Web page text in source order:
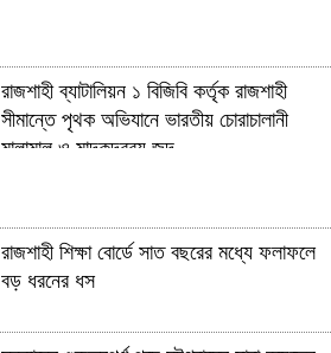
রাজশাহী ব্যাটালিয়ন ১ বিজিবি কর্তৃক রাজশাহী
সীমান্তে পৃথক অভিযানে ভারতীয় চোরাচালানী
মালামাল ও মাদকদ্রব্য জব্দ
রাজশাহী শিক্ষা বোর্ডে সাত বছরের মধ্যে ফলাফলে
বড় ধরনের ধস